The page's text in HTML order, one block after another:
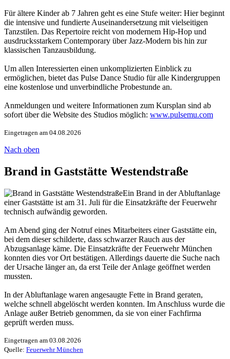
Für ältere Kinder ab 7 Jahren geht es eine Stufe weiter: Hier beginnt
die intensive und fundierte Auseinandersetzung mit vielseitigen
Tanzstilen. Das Repertoire reicht von modernem Hip-Hop und
ausdrucksstarkem Contemporary über Jazz-Modern bis hin zur
klassischen Tanzausbildung.
Um allen Interessierten einen unkomplizierten Einblick zu
ermöglichen, bietet das Pulse Dance Studio für alle Kindergruppen
eine kostenlose und unverbindliche Probestunde an.
Anmeldungen und weitere Informationen zum Kursplan sind ab
sofort über die Website des Studios möglich: www.pulsemu.com
Eingetragen am 04.08.2026
Nach oben
Brand in Gaststätte Westendstraße
Ein Brand in der Abluftanlage
einer Gaststätte ist am 31. Juli für die Einsatzkräfte der Feuerwehr
technisch aufwändig geworden.
Am Abend ging der Notruf eines Mitarbeiters einer Gaststätte ein,
bei dem dieser schilderte, dass schwarzer Rauch aus der
Abzugsanlage käme. Die Einsatzkräfte der Feuerwehr München
konnten dies vor Ort bestätigen. Allerdings dauerte die Suche nach
der Ursache länger an, da erst Teile der Anlage geöffnet werden
mussten.
In der Abluftanlage waren angesaugte Fette in Brand geraten,
welche schnell abgelöscht werden konnten. Im Anschluss wurde die
Anlage außer Betrieb genommen, da sie von einer Fachfirma
geprüft werden muss.
Eingetragen am 03.08.2026
Quelle: Feuerwehr München